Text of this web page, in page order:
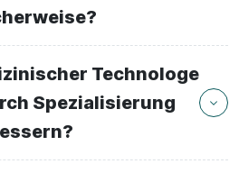
Technologe
Spezialisierung